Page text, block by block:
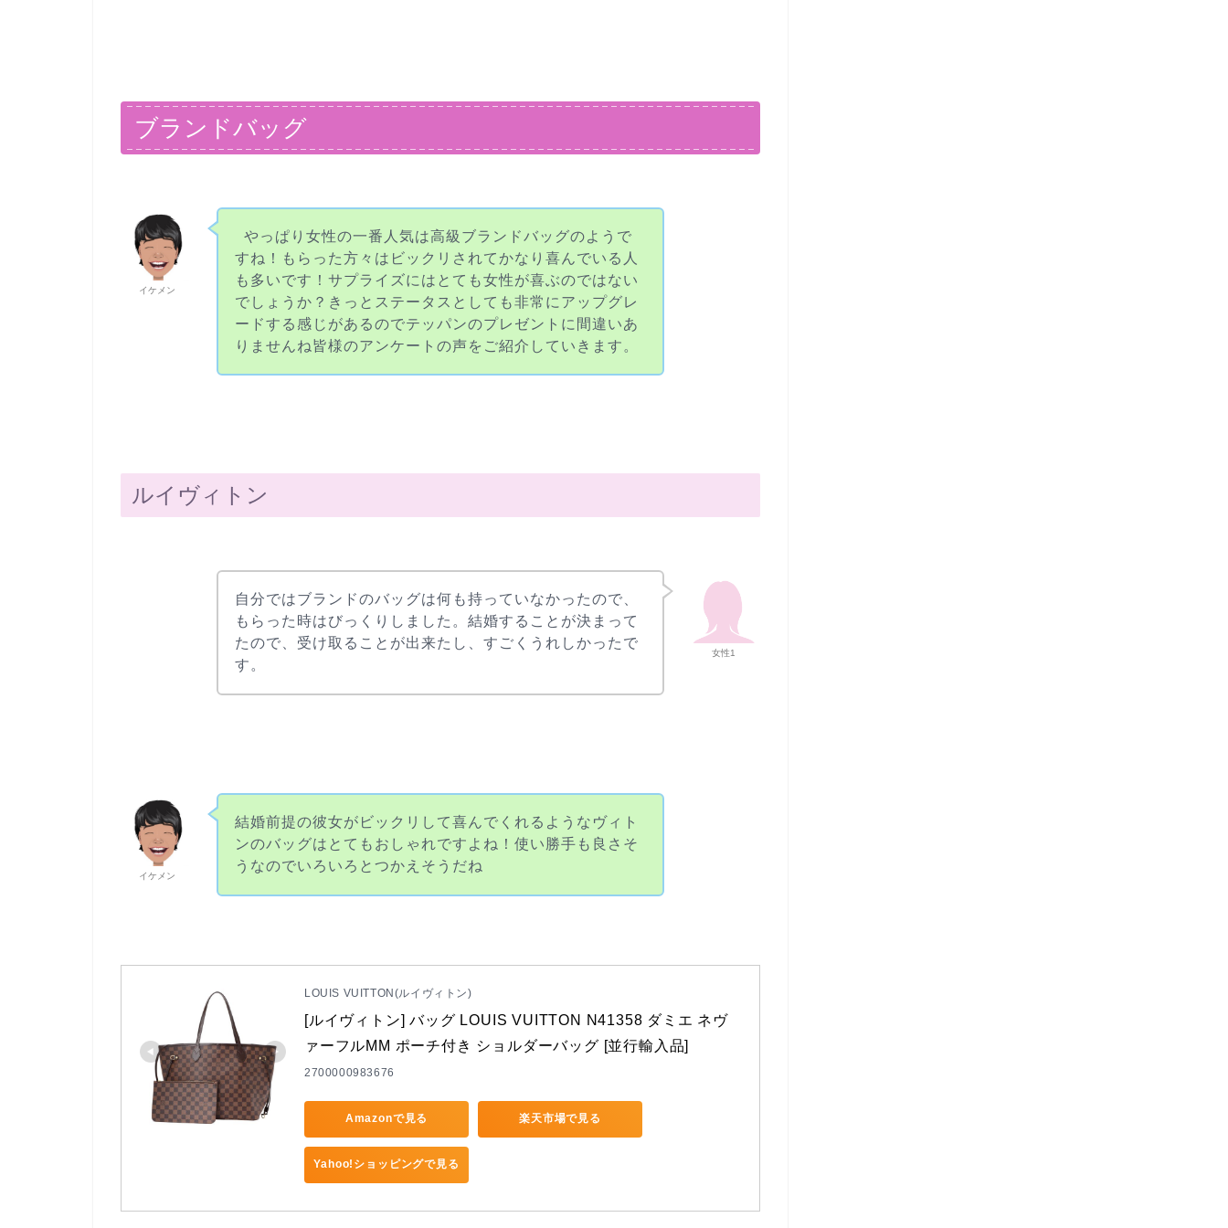
ブランドバッグ
イケメン
やっぱり女性の一番人気は高級ブランドバッグのようで
すね！もらった方々はビックリされてかなり喜んでいる人
も多いです！サプライズにはとても女性が喜ぶのではない
でしょうか？きっとステータスとしても非常にアップグレ
ードする感じがあるのでテッパンのプレゼントに間違いあ
りませんね皆様のアンケートの声をご紹介していきます。
ルイヴィトン
女性1
自分ではブランドのバッグは何も持っていなかったので、
もらった時はびっくりしました。結婚することが決まって
たので、受け取ることが出来たし、すごくうれしかったで
す。
イケメン
結婚前提の彼女がビックリして喜んでくれるようなヴィト
ンのバッグはとてもおしゃれですよね！使い勝手も良さそ
うなのでいろいろとつかえそうだね
LOUIS VUITTON(ルイヴィトン)
[ルイヴィトン] バッグ LOUIS VUITTON N41358 ダミエ ネヴ
ァーフルMM ポーチ付き ショルダーバッグ [並行輸入品]
2700000983676
Amazonで見る 楽天市場で見る
Yahoo!ショッピングで見る